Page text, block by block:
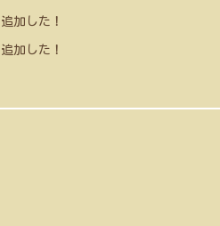
追加した！
追加した！